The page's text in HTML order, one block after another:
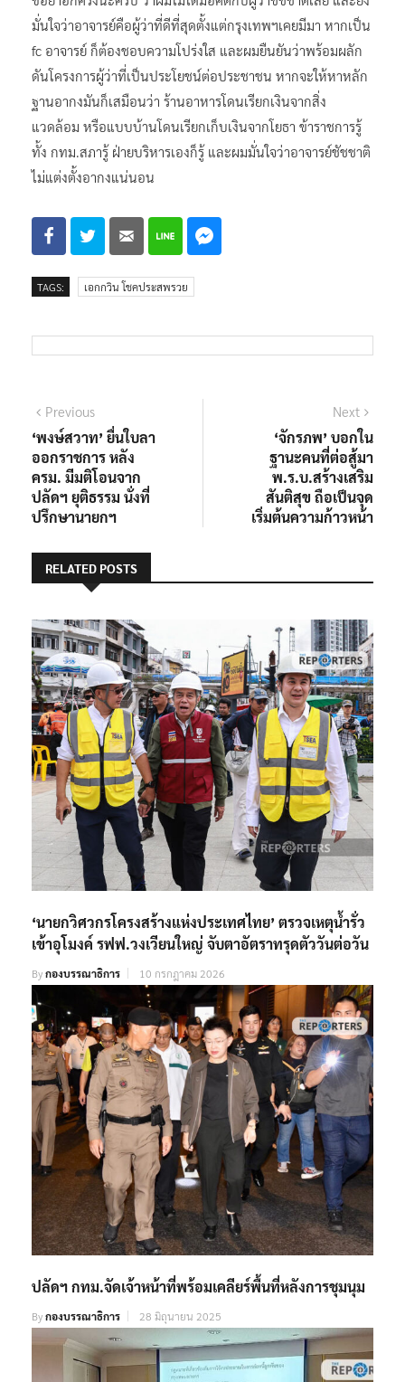
ขอย้ำอีกครั้งนะครับ ว่าผมไม่ได้มีอคติกับผู้ว่าชัชชาติเลย และยัง
มั่นใจว่าอาจารย์คือผู้ว่าที่ดีที่สุดตั้งแต่กรุงเทพฯเคยมีมา หากเป็น
fc อาจารย์ ก็ต้องชอบความโปร่งใส และผมยืนยันว่าพร้อมผลัก
ดันโครงการผู้ว่าที่เป็นประโยชน์ต่อประชาชน หากจะให้หาหลัก
ฐานอากงมันก็เสมือนว่า ร้านอาหารโดนเรียกเงินจากสิ่ง
แวดล้อม หรือแบบบ้านโดนเรียกเก็บเงินจากโยธา ข้าราชการรู้
ไม่แต่งตั้งอากงแน่นอน
แนะแนว
เรื่อง
PreviousPrevious
post:
‘พงษ์สวาท’ ยื่นใบลา
ออกราชการ หลัง
ครม. มีมติโอนจาก
ปรึกษานายกฯ
Next
Next
‘จักรภพ’ บอกใน
ฐานะคนที่ต่อสู้มา
พ.ร.บ.สร้างเสริม
‘นายกวิศวกรโครงสร้างแห่งประเทศไทย’ ตรวจเหตุน้ำรั่ว
เข้าอุโมงค์ รฟฟ.วงเวียนใหญ่ จับตาอัตราทรุดตัววันต่อวัน
By กองบรรณาธิการ 10 กรกฎาคม 2026
ปลัดฯ กทม.จัดเจ้าหน้าที่พร้อมเคลียร์พื้นที่หลังการชุมนุม
กองบรรณาธิการ 28 มิถุนายน 2025